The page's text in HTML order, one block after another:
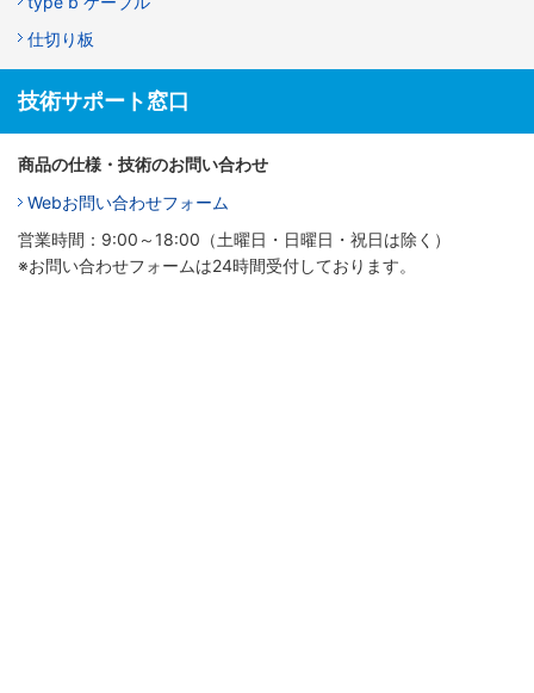
仕切り板
技術サポート窓口
商品の仕様・技術のお問い合わせ
Webお問い合わせフォーム
営業時間：9:00～18:00（土曜日・日曜日・祝日は除く）
※お問い合わせフォームは24時間受付しております。